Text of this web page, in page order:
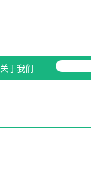
关于我们